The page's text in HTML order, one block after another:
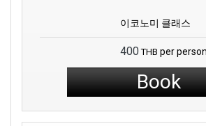
이코노미 클래스
400 THB per person
Book